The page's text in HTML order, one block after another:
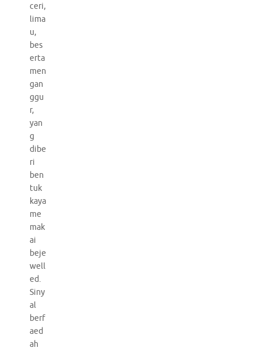
ceri,
lima
u,
bes
erta
men
gan
ggu
r,
yan
g
dibe
ri
ben
tuk
kaya
me
mak
ai
beje
well
ed.
Siny
al
berf
aed
ah